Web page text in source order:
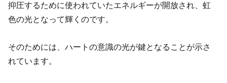
抑圧するために使われていたエネルギーが開放され、虹
色の光となって輝くのです。
そのためには、ハートの意識の光が鍵となることが示さ
れています。